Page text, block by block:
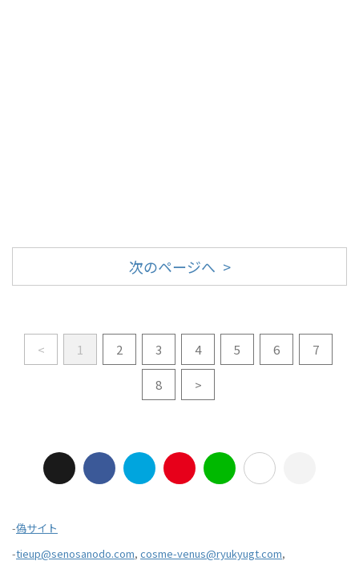
次のページへ >
< 1 2 3 4 5 6 7
8 >
-偽サイト
-tieup@senosanodo.com, cosme-venus@ryukyugt.com,